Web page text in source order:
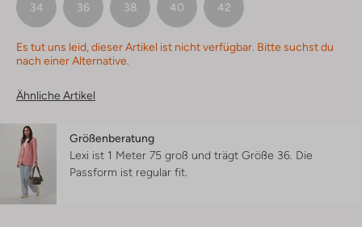
34 36 38 40 42
Es tut uns leid, dieser Artikel ist nicht verfügbar. Bitte suchst du
nach einer Alternative.
Ähnliche Artikel
Größenberatung
Lexi ist 1 Meter 75 groß und trägt Größe 36. Die
Passform ist regular fit